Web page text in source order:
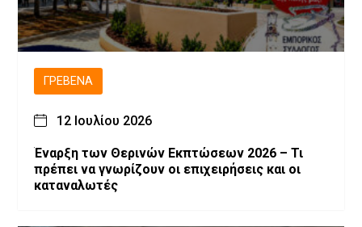
ΓΡΕΒΕΝΆ
12 Ιουλίου 2026
Έναρξη των Θερινών Εκπτώσεων 2026 – Τι
πρέπει να γνωρίζουν οι επιχειρήσεις και οι
καταναλωτές